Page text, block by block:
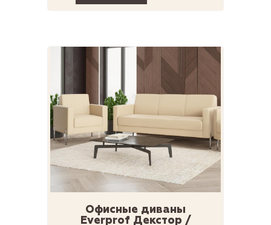
Офисные диваны
Everprof Декстор /